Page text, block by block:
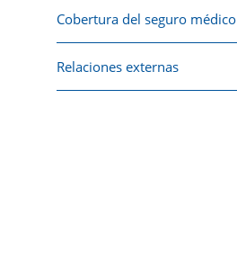
Cobertura del seguro médico
Relaciones externas